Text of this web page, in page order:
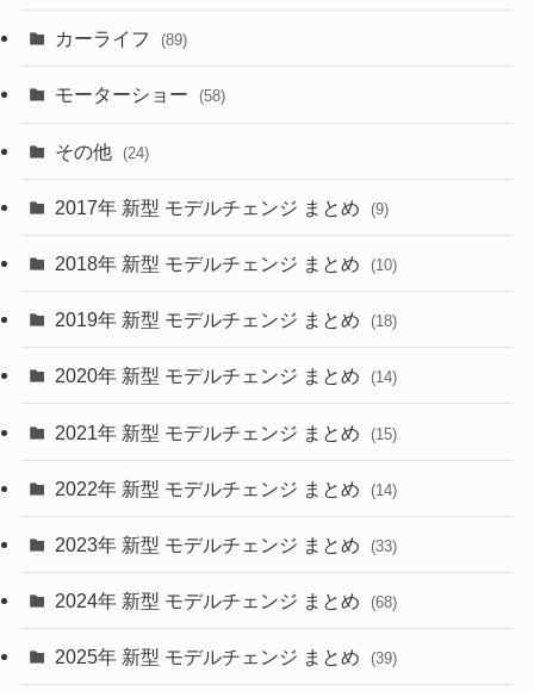
(6)
(9)
(30)
(27)
(27)
(26)
(10)
(35)
(10)
(9)
(22)
(4)
(9)
カーライフ (89)
モーターショー (58)
その他 (24)
2017年 新型 モデルチェンジ まとめ (9)
2018年 新型 モデルチェンジ まとめ (10)
2019年 新型 モデルチェンジ まとめ (18)
2020年 新型 モデルチェンジ まとめ (14)
2021年 新型 モデルチェンジ まとめ (15)
2022年 新型 モデルチェンジ まとめ (14)
2023年 新型 モデルチェンジ まとめ (33)
2024年 新型 モデルチェンジ まとめ (68)
2025年 新型 モデルチェンジ まとめ (39)